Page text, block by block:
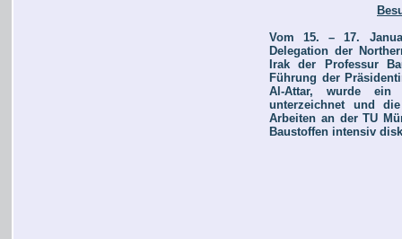
Vom 15. – 17.
Delegation der
Irak der Professur
Führung der
Al-Attar, wurde ein
unterzeichnet und
Arbeiten an der TU
Baustoffen intensiv